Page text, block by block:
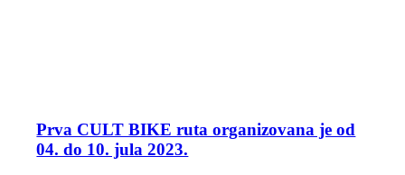
Prva CULT BIKE ruta organizovana je od
04. do 10. jula 2023.